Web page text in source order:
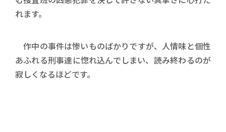
れます。
作中の事件は惨いものばかりですが、人情味と個性
あふれる刑事達に惚れ込んでしまい、読み終わるのが
寂しくなるほどです。